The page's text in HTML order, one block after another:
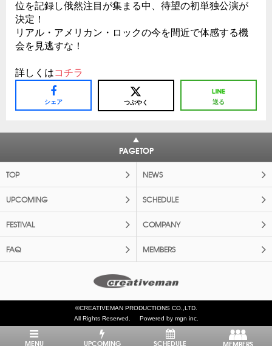
位を記録し俄然注目が集まる中、待望の初単独公演が
決定！
リアル・アメリカン・ロックの今を間近で体感する機
会を見逃すな！
詳しくはコチラ
シェア つぶやく 送る
PAGETOP
TOP NEWS
UPCOMING SCHEDULE
FESTIVAL COMPANY
FAQ MEMBERS
©CREATIVEMAN PRODUCTIONS CO.,LTD.
All Rights Reserved.
Powered by mgn inc.
MENU UPCOMING SCHEDULE MEMBERS